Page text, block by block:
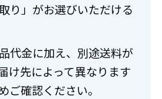
り」がお選びいただける
代金に加え、別途送料が
け先によって異なります
ご確認ください。